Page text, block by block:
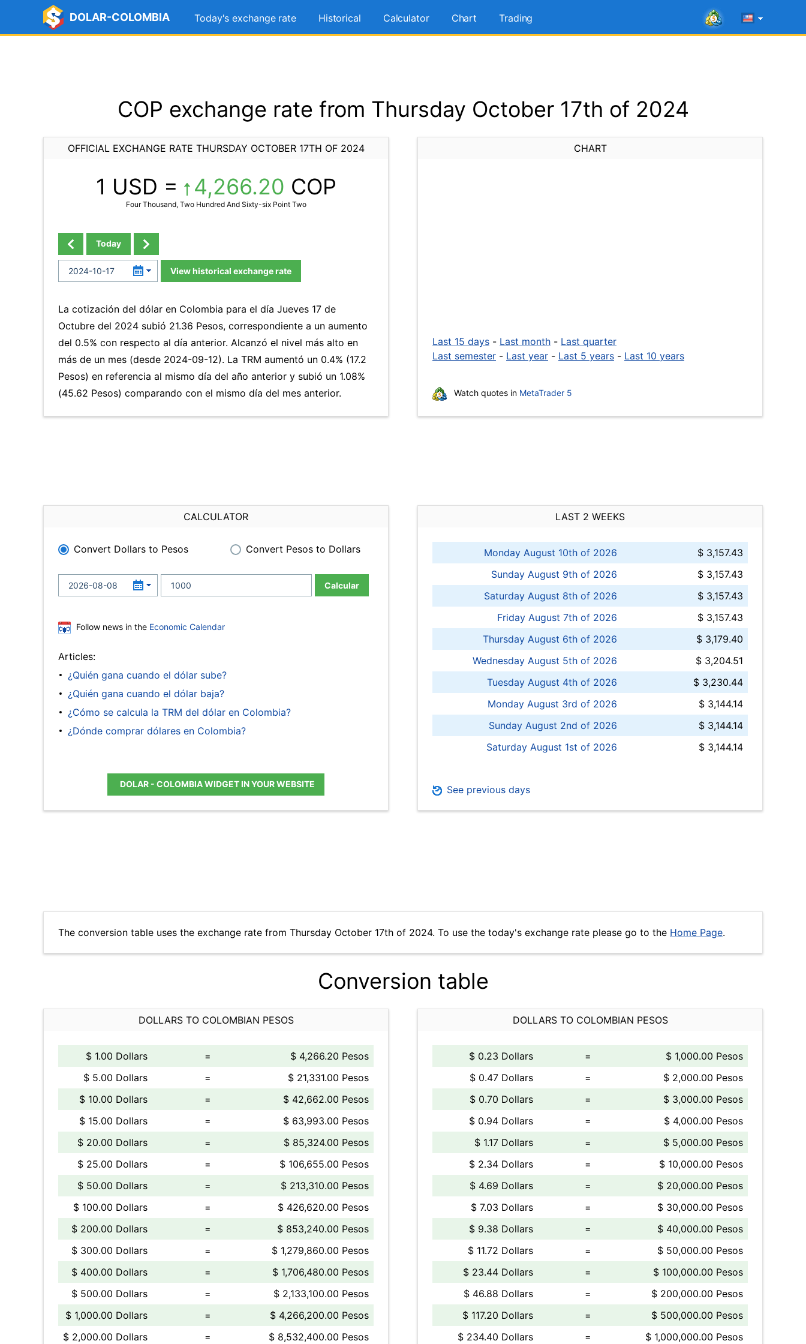
DOLAR-COLOMBIA Today's exchange rate Historical Calculator Chart Trading
COP exchange rate from Thursday October 17th of 2024
OFFICIAL EXCHANGE RATE THURSDAY OCTOBER 17TH OF 2024
1 USD = 4,266.20 COP
Four Thousand, Two Hundred And Sixty-six Point Two
Today
View historical exchange rate
La cotización del dólar en Colombia para el día Jueves 17 de
Octubre del 2024 subió 21.36 Pesos, correspondiente a un aumento
del 0.5% con respecto al día anterior. Alcanzó el nivel más alto en
más de un mes (desde 2024-09-12). La TRM aumentó un 0.4% (17.2
Pesos) en referencia al mismo día del año anterior y subió un 1.08%
(45.62 Pesos) comparando con el mismo día del mes anterior.
CHART
Last 15 days - Last month - Last quarter
Last semester - Last year - Last 5 years - Last 10 years
Watch quotes in MetaTrader 5
CALCULATOR
Convert Dollars to Pesos Convert Pesos to Dollars
Calcular
Follow news in the Economic Calendar
Articles:
¿Quién gana cuando el dólar sube?
¿Quién gana cuando el dólar baja?
¿Cómo se calcula la TRM del dólar en Colombia?
¿Dónde comprar dólares en Colombia?
DOLAR - COLOMBIA WIDGET IN YOUR WEBSITE
LAST 2 WEEKS
Monday August 10th of 2026
$ 3,157.43
Sunday August 9th of 2026
$ 3,157.43
Saturday August 8th of 2026
$ 3,157.43
Friday August 7th of 2026
$ 3,157.43
Thursday August 6th of 2026
$ 3,179.40
Wednesday August 5th of 2026
$ 3,204.51
Tuesday August 4th of 2026
$ 3,230.44
Monday August 3rd of 2026
$ 3,144.14
Sunday August 2nd of 2026
$ 3,144.14
Saturday August 1st of 2026
$ 3,144.14
See previous days
The conversion table uses the exchange rate from Thursday October 17th of 2024. To use the today's exchange rate please go to the Home Page.
Conversion table
DOLLARS TO COLOMBIAN PESOS
$ 1.00 Dollars =
$ 4,266.20 Pesos
$ 5.00 Dollars
=
$ 21,331.00 Pesos
$ 10.00 Dollars
=
$ 42,662.00 Pesos
$ 15.00 Dollars
=
$ 63,993.00 Pesos
$ 20.00 Dollars
=
$ 85,324.00 Pesos
$ 25.00 Dollars
=
$ 106,655.00 Pesos
$ 50.00 Dollars
=
$ 213,310.00 Pesos
$ 100.00 Dollars
=
$ 426,620.00 Pesos
$ 200.00 Dollars
=
$ 853,240.00 Pesos
$ 300.00 Dollars
=
$ 1,279,860.00 Pesos
$ 400.00 Dollars
=
$ 1,706,480.00 Pesos
$ 500.00 Dollars
=
$ 2,133,100.00 Pesos
$ 1,000.00 Dollars
=
$ 4,266,200.00 Pesos
$ 2,000.00 Dollars
= $ 8,532,400.00 Pesos
DOLLARS TO COLOMBIAN PESOS
$ 0.23 Dollars =
$ 1,000.00 Pesos
$ 0.47 Dollars
=
$ 2,000.00 Pesos
$ 0.70 Dollars
=
$ 3,000.00 Pesos
$ 0.94 Dollars
=
$ 4,000.00 Pesos
$ 1.17 Dollars
=
$ 5,000.00 Pesos
$ 2.34 Dollars
=
$ 10,000.00 Pesos
$ 4.69 Dollars
=
$ 20,000.00 Pesos
$ 7.03 Dollars
=
$ 30,000.00 Pesos
$ 9.38 Dollars
=
$ 40,000.00 Pesos
$ 11.72 Dollars
=
$ 50,000.00 Pesos
$ 23.44 Dollars
=
$ 100,000.00 Pesos
$ 46.88 Dollars
=
$ 200,000.00 Pesos
$ 117.20 Dollars
=
$ 500,000.00 Pesos
$ 234.40 Dollars
= $ 1,000,000.00 Pesos